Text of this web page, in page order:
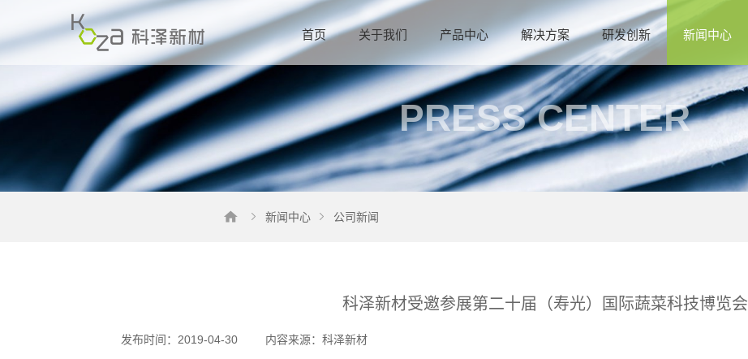
首页 关于我们 产品中心 解决方案 研发创新 新闻中心
PRESS CENTER
新闻中心 公司新闻
科泽新材受邀参展第二十届（寿光）国际蔬菜科技博览会
发布时间：2019-04-30 内容来源：科泽新材